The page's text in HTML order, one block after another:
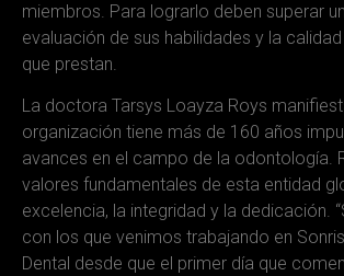
miembros. Para lograrlo deben superar
evaluación de sus habilidades y la
que prestan.
La doctora Tarsys Loayza Roys
organización tiene más de 160 años
avances en el campo de la odontología.
valores fundamentales de esta entidad
excelencia, la integridad y la dedicación.
con los que venimos trabajando en
Dental desde que el primer día que